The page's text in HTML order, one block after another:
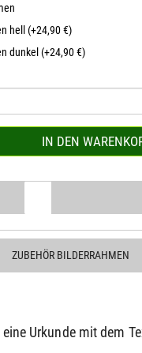
hell (+24,90 €)
dunkel (+24,90 €)
IN DEN
ZUBEHÖR BILDERRAHMEN
Urkunde mit dem